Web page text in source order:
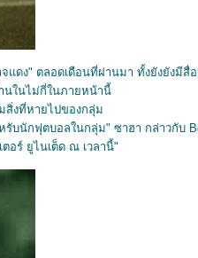
แดง" ตลอดเดือนที่ผ่านมา ทั้งยังยังมีสื่
นในไม่กี่ในภายหน้านี้
สิ่งที่หายไปของกลุ่ม
รับนักฟุตบอลในกลุ่ม" ซาฮา กล่าวกับ
อร์ ยูไนเต็ด ณ เวลานี้"